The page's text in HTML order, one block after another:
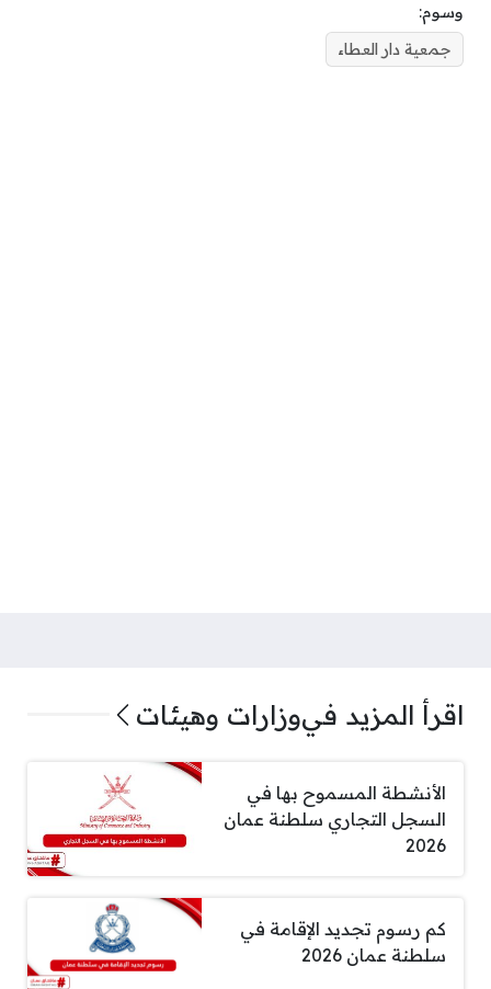
وسوم:
جمعية دار العطاء
اقرأ المزيد فيوزارات وهيئات
الأنشطة المسموح بها في
السجل التجاري سلطنة عمان
2026
كم رسوم تجديد الإقامة في
سلطنة عمان 2026